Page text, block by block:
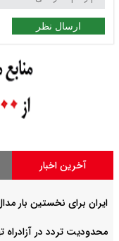
ارسال نظر
آخرین اخبار
ایران برای نخستین بار
محدودیت تردد در آزادراه تهران